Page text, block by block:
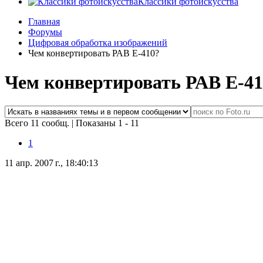
Главная
Форумы
Цифровая обработка изображений
Чем конвертировать РАВ Е-410?
Чем конвертировать РАВ Е-
Всего 11 сообщ. | Показаны 1 - 11
1
11 апр. 2007 г., 18:40:13